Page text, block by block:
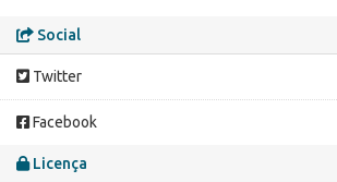
Social
Twitter
Facebook
Licença